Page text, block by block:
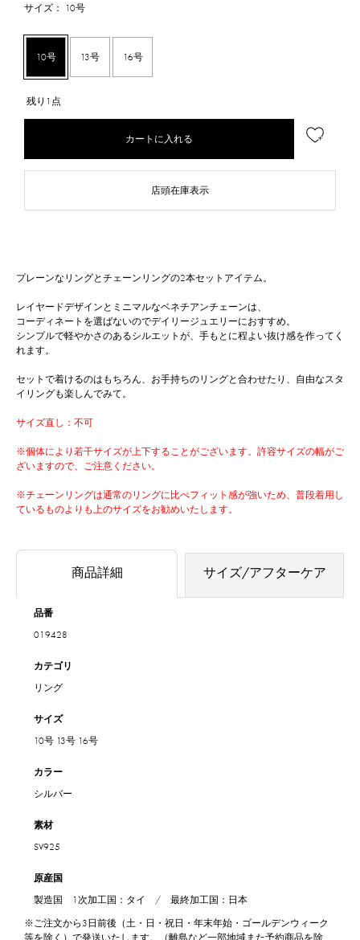
サイズ： 10号
10号 13号 16号
残り1点
カートに入れる
店頭在庫表示
プレーンなリングとチェーンリングの2本セットアイテム。
レイヤードデザインとミニマルなベネチアンチェーンは、
コーディネートを選ばないのでデイリージュエリーにおすすめ。
シンプルで軽やかさのあるシルエットが、手もとに程よい抜け感を作ってく
れます。
セットで着けるのはもちろん、お手持ちのリングと合わせたり、自由なスタ
イリングも楽しんでみて。
サイズ直し：不可
※個体により若干サイズが上下することがございます。許容サイズの幅がご
ざいますので、ご注意ください。
※チェーンリングは通常のリングに比べフィット感が強いため、普段着用し
ているものよりも上のサイズをお勧めいたします。
商品詳細 サイズ/アフターケア
品番
019428
カテゴリ
リング
サイズ
10号 13号 16号
カラー
シルバー
素材
SV925
原産国
製造国 1次加工国：タイ / 最終加工国：日本
※ご注文から3日前後（土・日・祝日・年末年始・ゴールデンウィーク
等を除く）で発送いたします。（離島など一部地域また予約商品を除